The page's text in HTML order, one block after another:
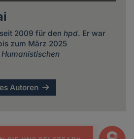
2009 für den hpd. Er war
zum März 2025
Humanistischen
Autoren